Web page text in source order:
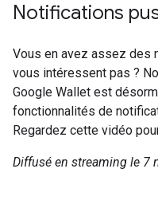
Notifications
Vous en avez assez des
vous intéressent pas ?
Google Wallet est
fonctionnalités de
Regardez cette vidéo
Diffusé en streaming le 7